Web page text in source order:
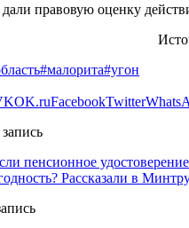
правовую оценку
#малорита#угон
OK.ruFacebookTwitter
пенсионное
Рассказали в